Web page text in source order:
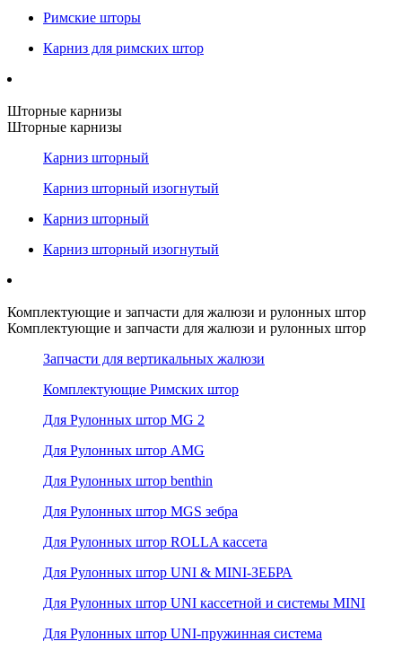
Римские шторы
Карниз для римских штор
Шторные карнизы
Шторные карнизы
Карниз шторный
Карниз шторный изогнутый
Карниз шторный
Карниз шторный изогнутый
Комплектующие и запчасти для жалюзи и рулонных штор
Комплектующие и запчасти для жалюзи и рулонных штор
Запчасти для вертикальных жалюзи
Комплектующие Римских штор
Для Рулонных штор MG 2
Для Рулонных штор AMG
Для Рулонных штор benthin
Для Рулонных штор MGS зебра
Для Рулонных штор ROLLA кассета
Для Рулонных штор UNI & MINI-ЗЕБРА
Для Рулонных штор UNI кассетной и системы MINI
Для Рулонных штор UNI-пружинная система